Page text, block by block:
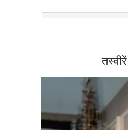
तस्वीरें